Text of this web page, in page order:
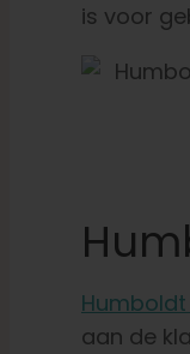
is voor
aan de